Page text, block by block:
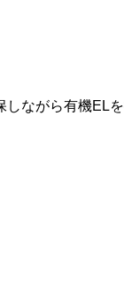
ながら有機EL